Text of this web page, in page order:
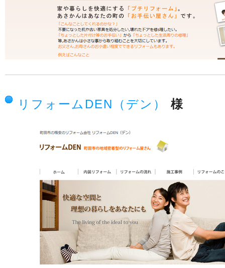
リフォームDEN（デン） 様